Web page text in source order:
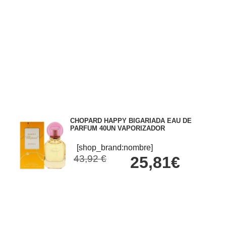
CHOPARD HAPPY BIGARIADA EAU DE
PARFUM 40UN VAPORIZADOR
[shop_brand:nombre]
43,92 € 25,81€